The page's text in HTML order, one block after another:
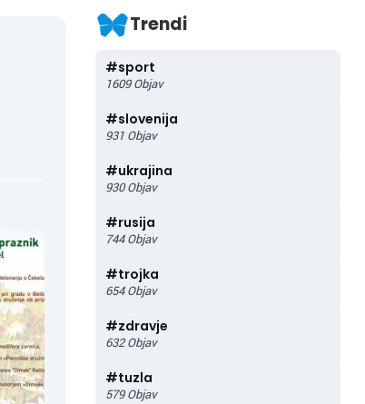
Trendi
#sport
1609 Objav
#slovenija
931 Objav
#ukrajina
930 Objav
#rusija
744 Objav
#trojka
654 Objav
#zdravje
632 Objav
#tuzla
579 Objav